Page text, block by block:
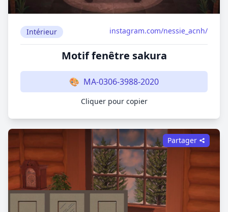
Intérieur instagram.com/nessie_acnh/
Motif fenêtre sakura
🎨 MA-0306-3988-2020
Cliquer pour copier
Partager